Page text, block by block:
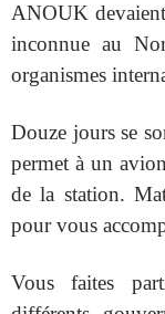
ANOUK
inconnue au
organismes
Douze jours se
permet à un
de la station.
pour vous
Vous faites